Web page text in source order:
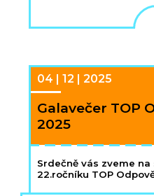
04 | 12 | 2025
Galavečer TOP
2025
Srdečně vás zveme
22.ročníku TOP